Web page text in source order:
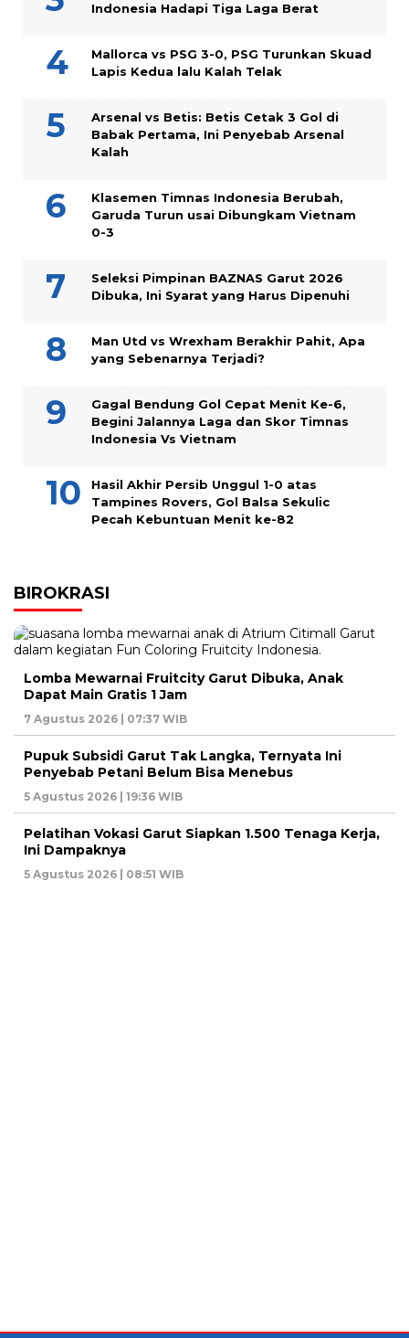
Indonesia Hadapi Tiga Laga Berat
Mallorca vs PSG 3-0, PSG Turunkan Skuad
Lapis Kedua lalu Kalah Telak
Arsenal vs Betis: Betis Cetak 3 Gol di
Babak Pertama, Ini Penyebab Arsenal
Kalah
Klasemen Timnas Indonesia Berubah,
Garuda Turun usai Dibungkam Vietnam
0-3
Seleksi Pimpinan BAZNAS Garut 2026
Dibuka, Ini Syarat yang Harus Dipenuhi
Man Utd vs Wrexham Berakhir Pahit, Apa
yang Sebenarnya Terjadi?
Gagal Bendung Gol Cepat Menit Ke-6,
Begini Jalannya Laga dan Skor Timnas
Indonesia Vs Vietnam
Hasil Akhir Persib Unggul 1-0 atas
Tampines Rovers, Gol Balsa Sekulic
Pecah Kebuntuan Menit ke-82
BIROKRASI
Lomba Mewarnai Fruitcity Garut Dibuka, Anak
Dapat Main Gratis 1 Jam
7 Agustus 2026 | 07:37 WIB
Pupuk Subsidi Garut Tak Langka, Ternyata Ini
Penyebab Petani Belum Bisa Menebus
5 Agustus 2026 | 19:36 WIB
Pelatihan Vokasi Garut Siapkan 1.500 Tenaga Kerja,
Ini Dampaknya
5 Agustus 2026 | 08:51 WIB